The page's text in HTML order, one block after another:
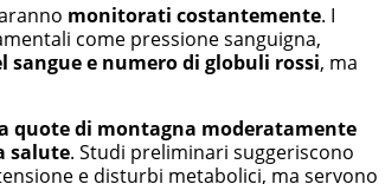
monitorati costantemente. I
come pressione sanguigna,
e numero di globuli rossi, ma
quotedi montagna moderatamente
salute. Studi preliminari suggeriscono
e disturbi metabolici, ma servono